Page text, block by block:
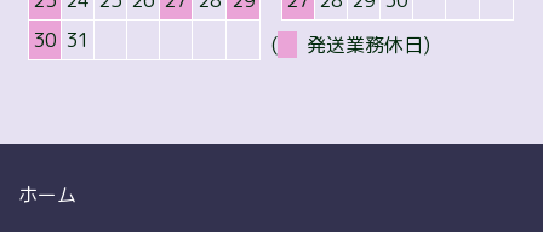
30 31
(
発送業務休日)
ホーム